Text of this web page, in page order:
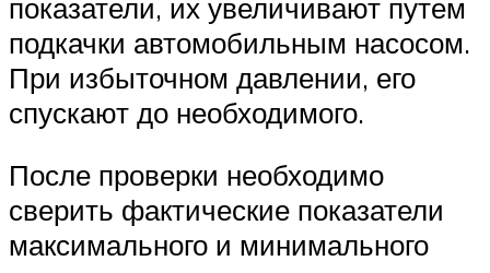
показатели, их увеличивают путем
подкачки автомобильным насосом.
При избыточном давлении, его
спускают до необходимого.
После проверки необходимо
сверить фактические показатели
максимального и минимального